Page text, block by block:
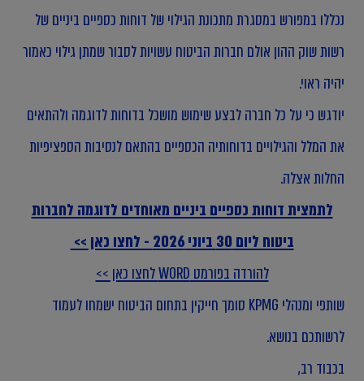
נכללו במפורש במסגרת מתכונת הגילוי של דוחות כספיים ביניים של
רשות שוק ההון אולם חברות הביטוח עשויות לסבור שמתן גילוי כאמור
יהיה ראוי.
יודגש כי על כל חברה לבצע שימוש מושכל בדוחות לדוגמה ולהתאים
את המלל והגילויים בדוחותיה הכספיים בהתאם לנסיבות הספציפיות
החלות אצלה.
לתמצית דוחות כספיים ביניים מאוחדים לדוגמה לחברות
ביטוח ליום 30 ביוני 2026 - לחצו כאן >>
להורדה בפורמט WORD לחצו כאן >>
שותפי ומנהלי KPMG סומך חייקין בתחום הביטוח ישמחו לעמוד
לרשותכם בנושא.
בכבוד רב,